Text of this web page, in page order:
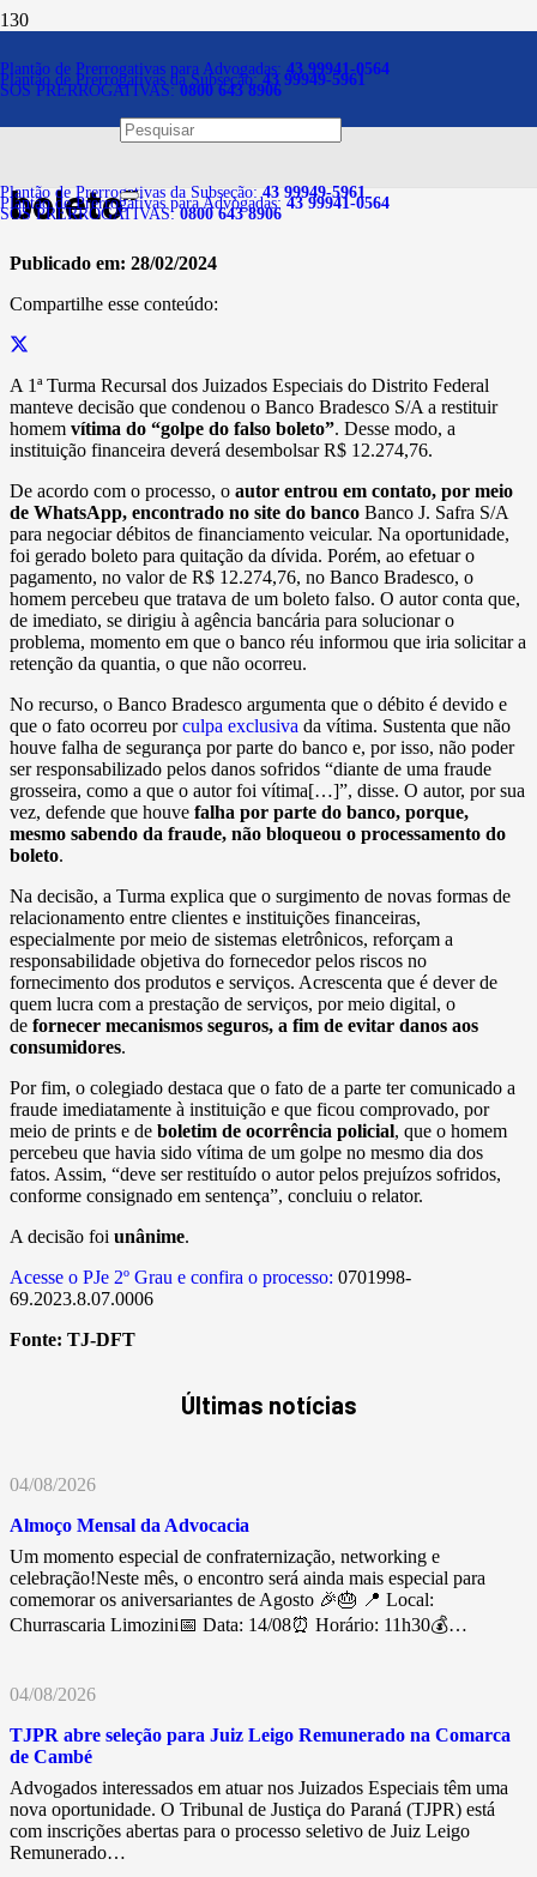
Plantão de Prerrogativas para Advogadas: 43 99941-0564
Plantão de Prerrogativas da Subseção:43 99949-5961
SOS PRERROGATIVAS:0800 643 8906
Plantão de Prerrogativas da Subseção:43 99949-5961
Plantão de Prerrogativas para Advogadas:43 99941-0564
SOS PRERROGATIVAS:0800 643 8906
Banco deve restituir cliente
vítima do “golpe do falso
boleto”
Publicado em: 28/02/2024
Compartilhe esse conteúdo:
A 1ª Turma Recursal dos Juizados Especiais do Distrito Federal
manteve decisão que condenou o Banco Bradesco S/A a restituir
homem vítima do “golpe do falso boleto”. Desse modo, a
instituição financeira deverá desembolsar R$ 12.274,76.
De acordo com o processo, o autor entrou em contato, por meio
de WhatsApp, encontrado no site do banco Banco J. Safra S/A
para negociar débitos de financiamento veicular. Na oportunidade,
foi gerado boleto para quitação da dívida. Porém, ao efetuar o
pagamento, no valor de R$ 12.274,76, no Banco Bradesco, o
homem percebeu que tratava de um boleto falso. O autor conta que,
de imediato, se dirigiu à agência bancária para solucionar o
problema, momento em que o banco réu informou que iria solicitar a
retenção da quantia, o que não ocorreu.
No recurso, o Banco Bradesco argumenta que o débito é devido e
que o fato ocorreu porculpa exclusiva da vítima. Sustenta que não
houve falha de segurança por parte do banco e, por isso, não poder
ser responsabilizado pelos danos sofridos “diante de uma fraude
grosseira, como a que o autor foi vítima[…]”, disse. O autor, por sua
vez, defende que houve falha por parte do banco, porque,
mesmo sabendo da fraude, não bloqueou o processamento do
boleto.
Na decisão, a Turma explica que o surgimento de novas formas de
relacionamento entre clientes e instituições financeiras,
especialmente por meio de sistemas eletrônicos, reforçam a
responsabilidade objetiva do fornecedor pelos riscos no
fornecimento dos produtos e serviços. Acrescenta que é dever de
quem lucra com a prestação de serviços, por meio digital, o
de fornecer mecanismos seguros, a fim de evitar danos aos
consumidores.
Por fim, o colegiado destaca que o fato de a parte ter comunicado a
fraude imediatamente à instituição e que ficou comprovado, por
meio de prints e de boletim de ocorrência policial, que o homem
percebeu que havia sido vítima de um golpe no mesmo dia dos
fatos. Assim, “deve ser restituído o autor pelos prejuízos sofridos,
conforme consignado em sentença”, concluiu o relator.
A decisão foi unânime.
Acesse o PJe 2º Grau e confira o processo: 0701998-
69.2023.8.07.0006
Fonte: TJ-DFT
Últimas notícias
04/08/2026
Almoço Mensal da Advocacia
Um momento especial de confraternização, networking e
celebração!Neste mês, o encontro será ainda mais especial para
comemorar os aniversariantes de Agosto 🎉🎂 📍 Local:
Churrascaria Limozini📅 Data: 14/08⏰ Horário: 11h30💰…
04/08/2026
TJPR abre seleção para Juiz Leigo Remunerado na Comarca
de Cambé
Advogados interessados em atuar nos Juizados Especiais têm uma
nova oportunidade. O Tribunal de Justiça do Paraná (TJPR) está
com inscrições abertas para o processo seletivo de Juiz Leigo
Remunerado…